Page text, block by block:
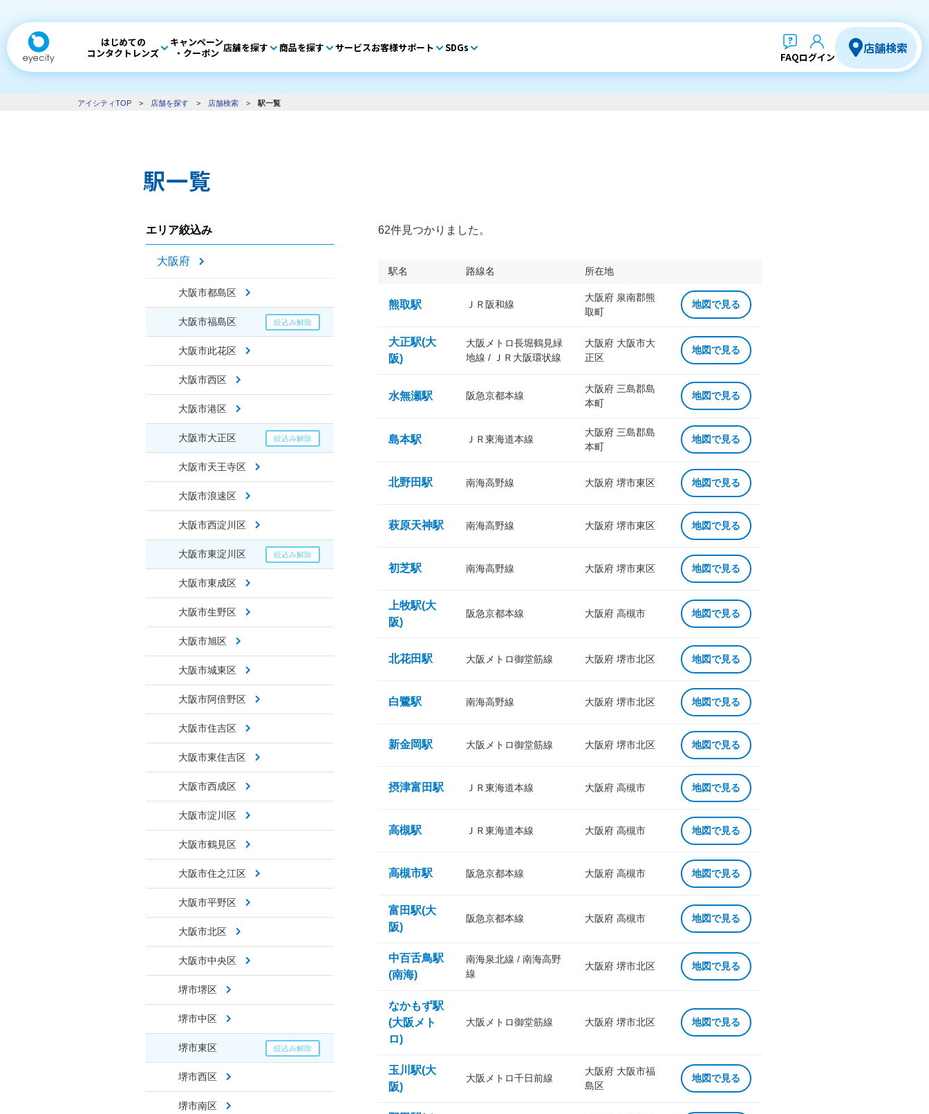
はじめての
コンタクトレンズ
キャンペーン
・クーポン 店舗を探す 商品を探す サービスお客様サポート SDGs
FAQログイン
店舗検索
アイシティTOP > 店舗を探す > 店舗検索 > 駅一覧
駅一覧
エリア絞込み
大阪府
大阪市都島区
大阪市福島区
大阪市此花区
大阪市西区
大阪市港区
大阪市大正区
大阪市天王寺区
大阪市浪速区
大阪市西淀川区
大阪市東淀川区
大阪市東成区
大阪市生野区
大阪市旭区
大阪市城東区
大阪市阿倍野区
大阪市住吉区
大阪市東住吉区
大阪市西成区
大阪市淀川区
大阪市鶴見区
大阪市住之江区
大阪市平野区
大阪市北区
大阪市中央区
堺市堺区
堺市中区
堺市東区
堺市西区
堺市南区
62件見つかりました。
駅名 路線名 所在地
熊取駅 ＪＲ阪和線
大阪府 泉南郡熊
取町
地図で見る
大正駅(大
阪)
大阪メトロ長堀鶴見緑
地線 / ＪＲ大阪環状線
大阪府 大阪市大
正区
地図で見る
水無瀬駅 阪急京都本線
大阪府 三島郡島
本町
地図で見る
島本駅 ＪＲ東海道本線
大阪府 三島郡島
本町
地図で見る
北野田駅 南海高野線 大阪府 堺市東区 地図で見る
萩原天神駅 南海高野線 大阪府 堺市東区 地図で見る
初芝駅 南海高野線 大阪府 堺市東区 地図で見る
上牧駅(大
阪)
阪急京都本線 大阪府 高槻市 地図で見る
北花田駅 大阪メトロ御堂筋線 大阪府 堺市北区 地図で見る
白鷺駅 南海高野線 大阪府 堺市北区 地図で見る
新金岡駅 大阪メトロ御堂筋線 大阪府 堺市北区 地図で見る
摂津富田駅 ＪＲ東海道本線 大阪府 高槻市 地図で見る
高槻駅 ＪＲ東海道本線 大阪府 高槻市 地図で見る
高槻市駅 阪急京都本線 大阪府 高槻市 地図で見る
富田駅(大
阪)
阪急京都本線 大阪府 高槻市 地図で見る
中百舌鳥駅
(南海)
南海泉北線 / 南海高野
線
大阪府 堺市北区 地図で見る
なかもず駅
(大阪メト
ロ)
大阪メトロ御堂筋線 大阪府 堺市北区 地図で見る
玉川駅(大
阪)
大阪メトロ千日前線
大阪府 大阪市福
島区
地図で見る